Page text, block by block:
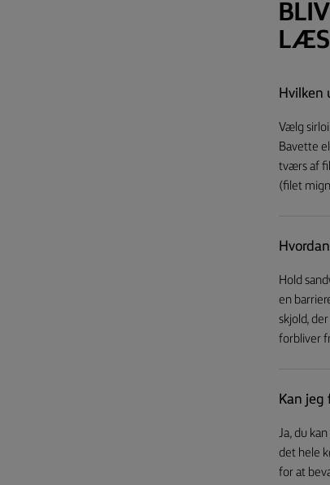
Hvilken
Vælg
Bavette
tværs af
(filet
Hold
en
skjold,
forbliver
Kan
Ja, du
det hele
for at